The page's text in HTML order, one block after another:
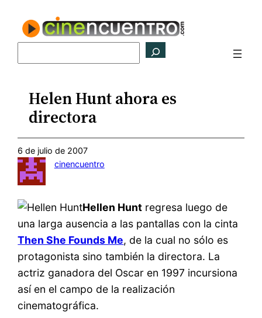
contenido
Helen Hunt ahora es
directora
6 de julio de 2007
cinencuentro
Hellen Hunt regresa luego de
una larga ausencia a las pantallas con la cinta
Then She Founds Me, de la cual no sólo es
protagonista sino también la directora. La
actriz ganadora del Oscar en 1997 incursiona
así en el campo de la realización
cinematográfica.